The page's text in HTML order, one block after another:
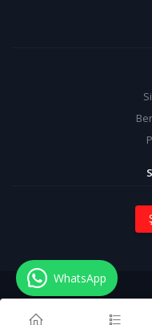
WhatsApp